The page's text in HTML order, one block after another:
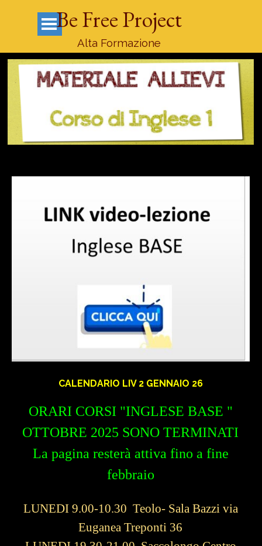
Salta menù
Alta Formazione
Be Free Project
CALENDARIO LIV 2 GENNAIO 26
ORARI CORSI "INGLESE BASE "
OTTOBRE 2025 SONO TERMINATI
La pagina resterà attiva fino a fine
febbraio
LUNEDI 9.00-10.30 Teolo- Sala Bazzi via
Euganea Treponti 36